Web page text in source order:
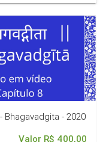
Bhagavadgita - 2020
Valor R$ 400,00